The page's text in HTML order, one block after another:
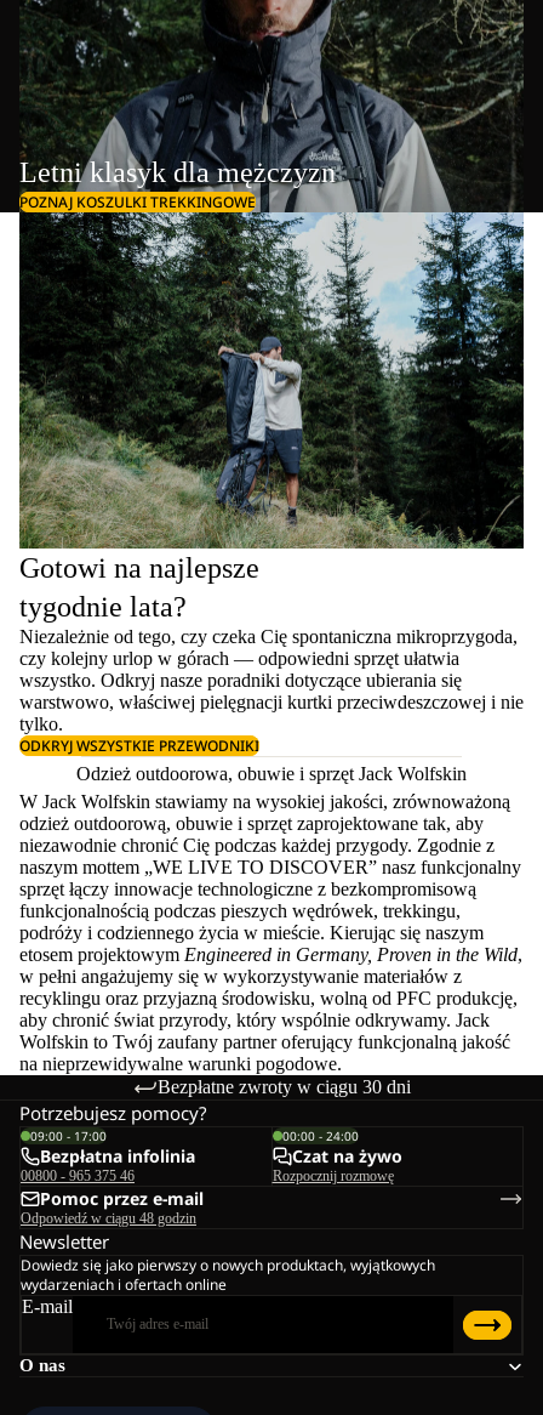
Letni klasyk dla mężczyzn
POZNAJ KOSZULKI TREKKINGOWE
Gotowi na najlepsze
tygodnie lata?
Niezależnie od tego, czy czeka Cię spontaniczna mikroprzygoda,
czy kolejny urlop w górach — odpowiedni sprzęt ułatwia
wszystko. Odkryj nasze poradniki dotyczące ubierania się
warstwowo, właściwej pielęgnacji kurtki przeciwdeszczowej i nie
tylko.
ODKRYJ WSZYSTKIE PRZEWODNIKI
Odzież outdoorowa, obuwie i sprzęt Jack Wolfskin
W Jack Wolfskin stawiamy na wysokiej jakości, zrównoważoną
odzież outdoorową, obuwie i sprzęt zaprojektowane tak, aby
niezawodnie chronić Cię podczas każdej przygody. Zgodnie z
naszym mottem „WE LIVE TO DISCOVER” nasz funkcjonalny
sprzęt łączy innowacje technologiczne z bezkompromisową
funkcjonalnością podczas pieszych wędrówek, trekkingu,
podróży i codziennego życia w mieście. Kierując się naszym
etosem projektowym Engineered in Germany, Proven in the Wild,
w pełni angażujemy się w wykorzystywanie materiałów z
recyklingu oraz przyjazną środowisku, wolną od PFC produkcję,
aby chronić świat przyrody, który wspólnie odkrywamy. Jack
Wolfskin to Twój zaufany partner oferujący funkcjonalną jakość
na nieprzewidywalne warunki pogodowe.
Bezpłatne zwroty w ciągu 30 dni
O nas
Potrzebujesz pomocy?
09:00 - 17:00
Bezpłatna infolinia
00800 - 965 375 46
00:00 - 24:00
Czat na żywo
Rozpocznij rozmowę
Pomoc przez e-mail
Odpowiedź w ciągu 48 godzin
Newsletter
Dowiedz się jako pierwszy o nowych produktach, wyjątkowych
wydarzeniach i ofertach online
E-mail